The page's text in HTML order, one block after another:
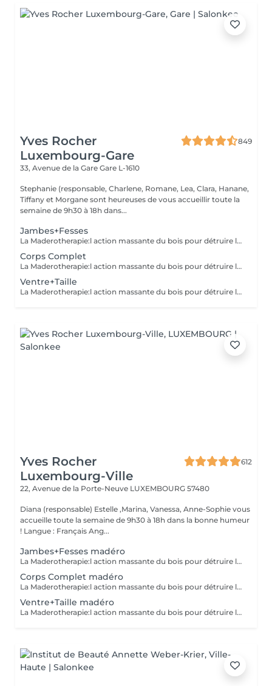
Yves Rocher
Luxembourg-Gare
849
33, Avenue de la Gare Gare L-1610
Stephanie (responsable, Charlene, Romane, Lea, Clara, Hanane,
Tiffany et Morgane sont heureuses de vous accueillir toute la
semaine de 9h30 à 18h dans...
Jambes+Fesses
La Maderotherapie:l action massante du bois pour détruire la cellulite. *Active la circulation sanguine et lymphatique *Réduit les tensions musculaires. *Raffermie et tonifie la peau.
Corps Complet
La Maderotherapie:l action massante du bois pour détruire la cellulite. *Active la circulation sanguine et lymphatique *Réduit les tensions musculaires. *Raffermie et tonifie la peau.
Ventre+Taille
La Maderotherapie:l action massante du bois pour détruire la cellulite. *Active la circulation sanguine et lymphatique *Réduit les tensions musculaires. *Raffermie et tonifie la peau.
Yves Rocher
Luxembourg-Ville
612
22, Avenue de la Porte-Neuve LUXEMBOURG 57480
Diana (responsable) Estelle ,Marina, Vanessa, Anne-Sophie vous
accueille toute la semaine de 9h30 à 18h dans la bonne humeur
! Langue : Français Ang...
Jambes+Fesses madéro
La Maderotherapie:l action massante du bois pour détruire la cellulite. *Active la circulation sanguine et lymphatique *Réduit les tensions musculaires. *Raffermie et tonifie la peau.
Corps Complet madéro
La Maderotherapie:l action massante du bois pour détruire la cellulite. *Active la circulation sanguine et lymphatique *Réduit les tensions musculaires. *Raffermie et tonifie la peau.
Ventre+Taille madéro
La Maderotherapie:l action massante du bois pour détruire la cellulite. *Active la circulation sanguine et lymphatique *Réduit les tensions musculaires. *Raffermie et tonifie la peau.